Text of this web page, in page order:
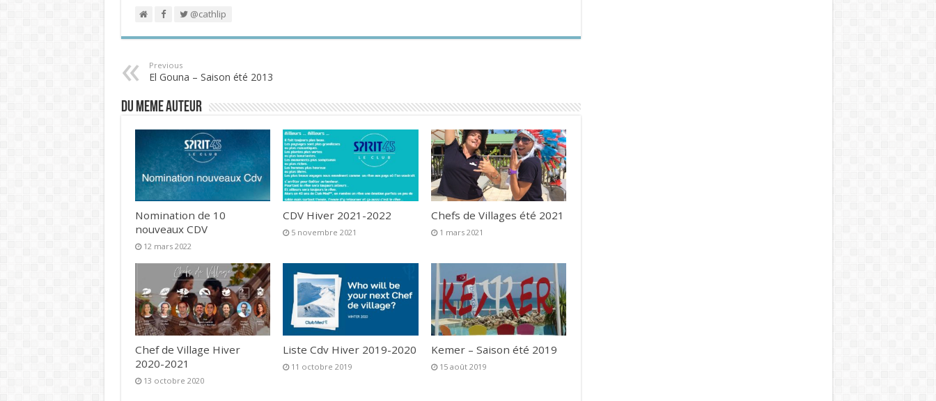
@cathlip
Previous
El Gouna – Saison été 2013
DU MEME AUTEUR
Nomination de 10
nouveaux CDV
12 mars 2022
CDV Hiver 2021-2022
5 novembre 2021
Chefs de Villages été 2021
1 mars 2021
Chef de Village Hiver
2020-2021
13 octobre 2020
Liste Cdv Hiver 2019-2020
11 octobre 2019
Kemer – Saison été 2019
15 août 2019